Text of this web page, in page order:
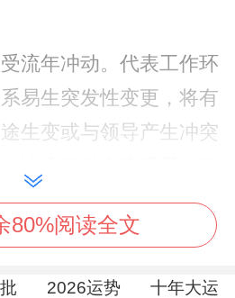
流年冲动。代表工作环
易生突发性变更，将有
生变或与领导产生冲突
热化，容易有成果被分
。
星透出。亦表明只要踏
80%阅读全文
2026运势 十年大运